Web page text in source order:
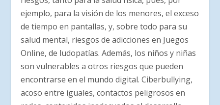
ejemplo, para la visión de los menores, el exceso
de tiempo en pantallas, y, sobre todo para su
salud mental, riesgos de adicciones en Juegos
Online, de ludopatías. Además, los niños y niñas
son vulnerables a otros riesgos que pueden
encontrarse en el mundo digital. Ciberbullying,
acoso entre iguales, contactos peligrosos en